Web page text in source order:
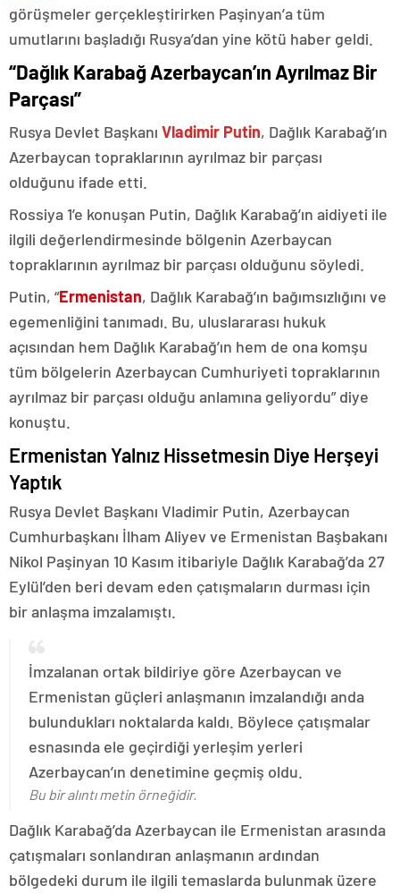
görüşmeler gerçekleştirirken Paşinyan’a tüm
umutlarını başladığı Rusya’dan yine kötü haber geldi.
“Dağlık Karabağ Azerbaycan’ın Ayrılmaz Bir
Parçası”
Rusya Devlet Başkanı Vladimir Putin, Dağlık Karabağ’ın
Azerbaycan topraklarının ayrılmaz bir parçası
olduğunu ifade etti.
Rossiya 1’e konuşan Putin, Dağlık Karabağ’ın aidiyeti ile
ilgili değerlendirmesinde bölgenin Azerbaycan
topraklarının ayrılmaz bir parçası olduğunu söyledi.
Putin, “Ermenistan, Dağlık Karabağ’ın bağımsızlığını ve
egemenliğini tanımadı. Bu, uluslararası hukuk
açısından hem Dağlık Karabağ’ın hem de ona komşu
tüm bölgelerin Azerbaycan Cumhuriyeti topraklarının
ayrılmaz bir parçası olduğu anlamına geliyordu” diye
konuştu.
Ermenistan Yalnız Hissetmesin Diye Herşeyi
Yaptık
Rusya Devlet Başkanı Vladimir Putin, Azerbaycan
Cumhurbaşkanı İlham Aliyev ve Ermenistan Başbakanı
Nikol Paşinyan 10 Kasım itibariyle Dağlık Karabağ’da 27
Eylül’den beri devam eden çatışmaların durması için
bir anlaşma imzalamıştı.
İmzalanan ortak bildiriye göre Azerbaycan ve
Ermenistan güçleri anlaşmanın imzalandığı anda
bulundukları noktalarda kaldı. Böylece çatışmalar
esnasında ele geçirdiği yerleşim yerleri
Azerbaycan’ın denetimine geçmiş oldu.
Bu bir alıntı metin örneğidir.
Dağlık Karabağ’da Azerbaycan ile Ermenistan arasında
çatışmaları sonlandıran anlaşmanın ardından
bölgedeki durum ile ilgili temaslarda bulunmak üzere